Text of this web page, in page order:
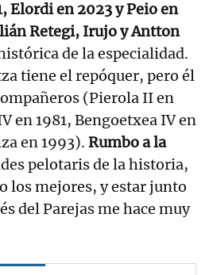
Elordi en 2023 y Peio en
Retegi, Irujo y Antton
de la especialidad.
tiene el repóquer, pero él
(Pierola II en
en 1981, Bengoetxea IV en
en 1993). Rumbo a la
pelotaris de la historia,
los mejores, y estar junto
del Parejas me hace muy